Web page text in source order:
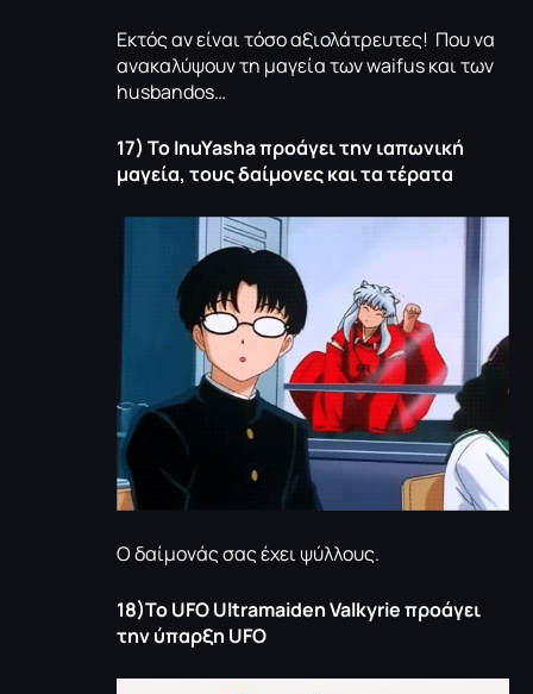
Eκτός αν είναι τόσο αξιολάτρευτες! Που να
ανακαλύψουν τη μαγεία των waifus και των
husbandos…
17) ToInuYashaπροάγει την ιαπωνική
μαγεία, τους δαίμονες και τα τέρατα
Ο δαίμονάς σας έχει ψύλλους.
18)ΤοUFOUltramaidenValkyrieπροάγει
την ύπαρξη UFO